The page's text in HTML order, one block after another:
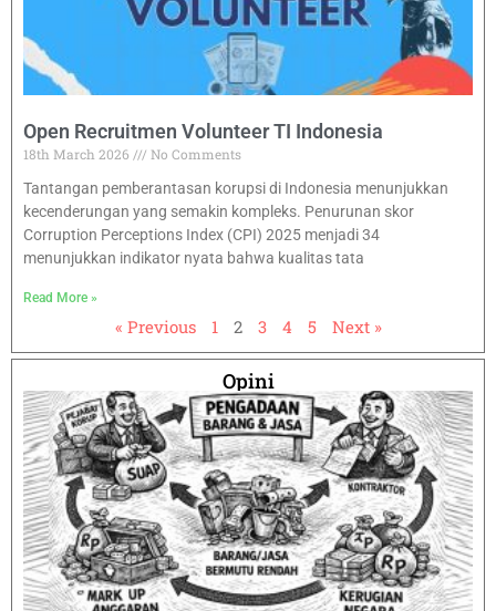
Open Recruitmen Volunteer TI Indonesia
18th March 2026
No Comments
Tantangan pemberantasan korupsi di Indonesia menunjukkan
kecenderungan yang semakin kompleks. Penurunan skor
Corruption Perceptions Index (CPI) 2025 menjadi 34
menunjukkan indikator nyata bahwa kualitas tata
Read More »
« Previous 1 2 3 4 5 Next »
Opini